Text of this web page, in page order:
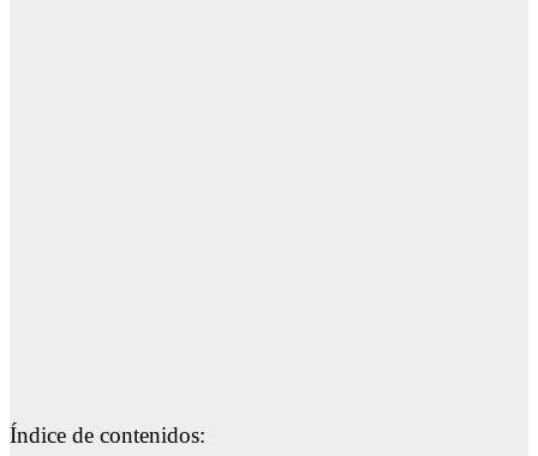
Índice de contenidos: